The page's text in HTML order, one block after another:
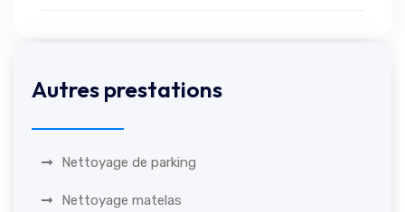
Autres prestations
Nettoyage de parking
Nettoyage matelas